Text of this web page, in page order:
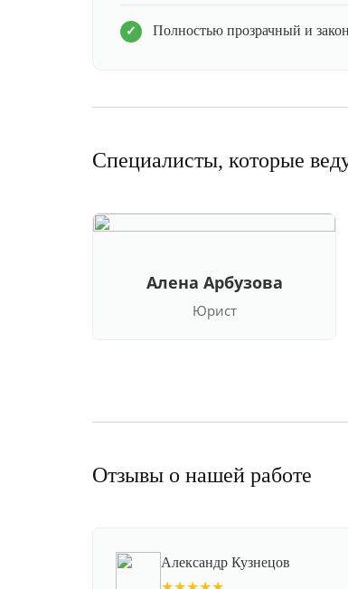
Полностью прозрачный и
Специалисты, которые
Алена Арбузова
Юрист
Отзывы о нашей работе
Александр Кузнецов